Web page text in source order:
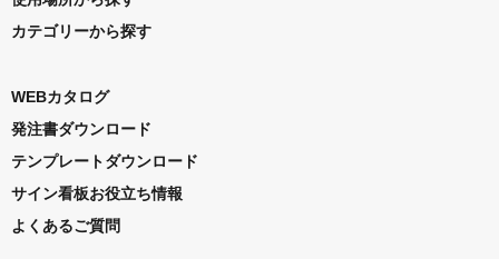
カテゴリーから探す
WEBカタログ
発注書ダウンロード
テンプレートダウンロード
サイン看板お役立ち情報
よくあるご質問